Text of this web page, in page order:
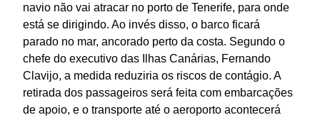
navio não vai atracar no porto de Tenerife, para onde
está se dirigindo. Ao invés disso, o barco ficará
parado no mar, ancorado perto da costa. Segundo o
chefe do executivo das Ilhas Canárias, Fernando
Clavijo, a medida reduziria os riscos de contágio. A
retirada dos passageiros será feita com embarcações
de apoio, e o transporte até o aeroporto acontecerá